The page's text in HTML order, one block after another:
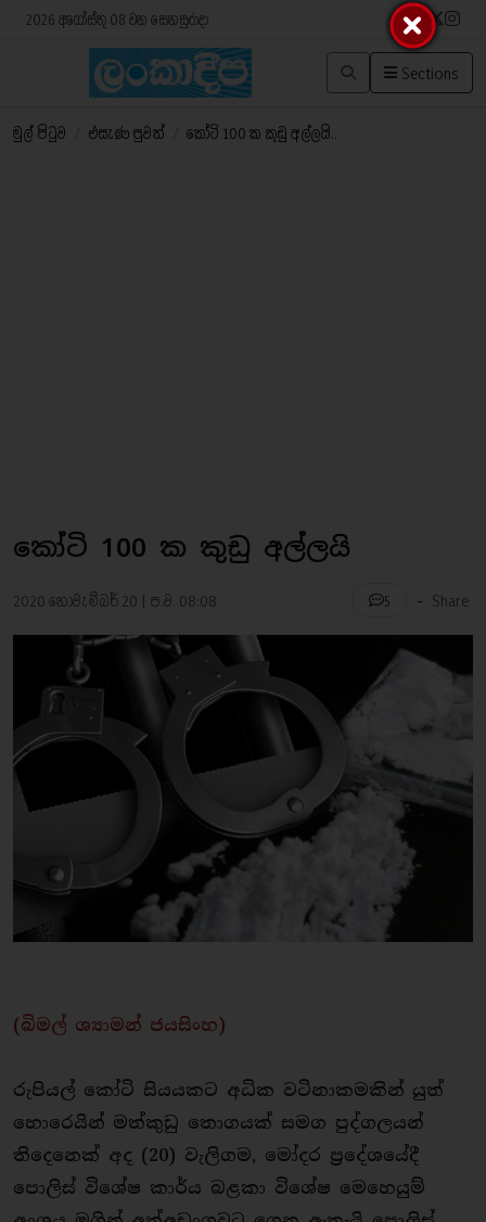
2026 අගෝස්තු 08 වන සෙනසුරාදා
Sections
මුල් පිටුව එසැණ පුවත් කෝටි 100 ක කුඩු අල්ලයි..
කෝටි 100 ක කුඩු අල්ලයි
2020 නොවැම්බර් 20 | ප.ව. 08:08 5 - Share
(බිමල් ශ්‍යාමන් ජයසිංහ)
රුපියල් කෝටි සියයකට අධික වටිනාකමකින් යුත්
හොරෙයින් මත්කුඩු තොගයක් සමග පුද්ගලයන්
තිදෙනෙක් අද (20) වැලිගම, මෝදර ප්‍රදේශයේදී
පොලිස් විශේෂ කාර්ය බළකා විශේෂ මෙහෙයුම්